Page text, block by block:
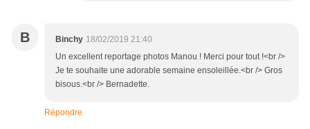
B Binchy 18/02/2019 21:40
Un excellent reportage photos Manou ! Merci pour tout !<br />
Je te souhaite une adorable semaine ensoleillée.<br /> Gros
bisous.<br /> Bernadette.
Répondre